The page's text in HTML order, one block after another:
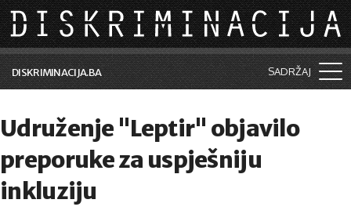
Skip to main content
DISKRIMINACIJA.BA SADRŽAJ
Vijesti i događaji
Aktuelne teme
Kolumne
Udruženje "Leptir" objavilo
preporuke za uspješniju
inkluziju